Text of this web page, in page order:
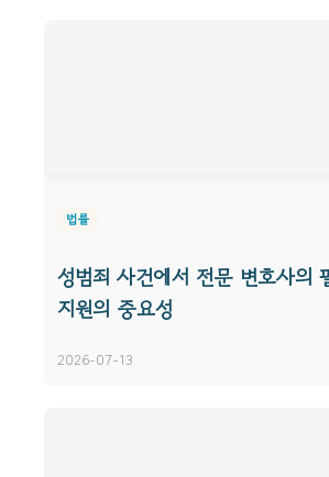
법률
성범죄 사건에서 전문 변호사의
지원의 중요성
2026-07-13